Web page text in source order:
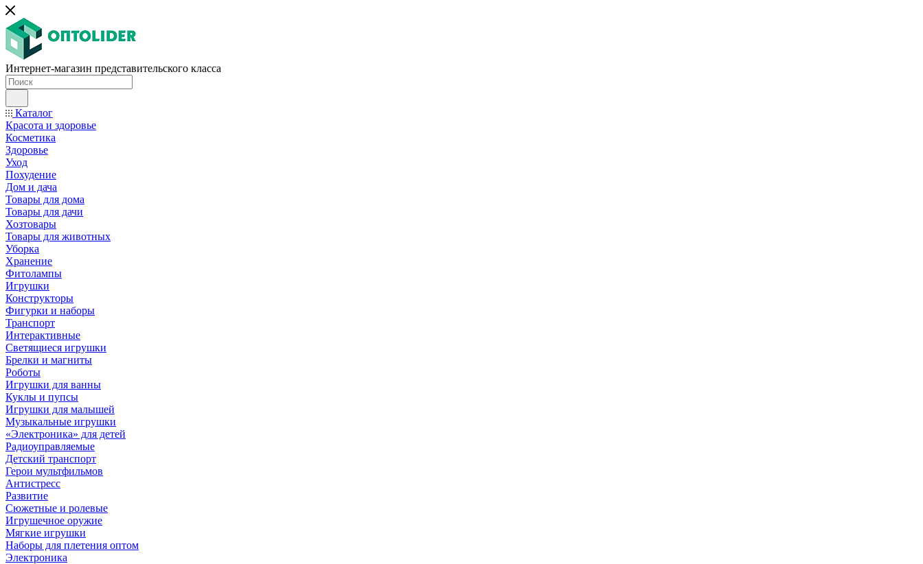
Интернет-магазин представительского класса
Каталог
Красота и здоровье
Косметика
Здоровье
Уход
Похудение
Дом и дача
Товары для дома
Товары для дачи
Хозтовары
Товары для животных
Уборка
Хранение
Фитолампы
Игрушки
Конструкторы
Фигурки и наборы
Транспорт
Интерактивные
Светящиеся игрушки
Брелки и магниты
Роботы
Игрушки для ванны
Куклы и пупсы
Игрушки для малышей
Музыкальные игрушки
«Электроника» для детей
Радиоуправляемые
Детский транспорт
Герои мультфильмов
Антистресс
Развитие
Сюжетные и ролевые
Игрушечное оружие
Мягкие игрушки
Наборы для плетения оптом
Электроника